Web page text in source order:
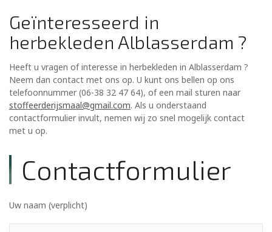
Geïnteresseerd in
herbekleden Alblasserdam ?
Heeft u vragen of interesse in herbekleden in Alblasserdam ?
Neem dan contact met ons op. U kunt ons bellen op ons
telefoonnummer (06-38 32 47 64), of een mail sturen naar
stoffeerderijsmaal@gmail.com. Als u onderstaand
contactformulier invult, nemen wij zo snel mogelijk contact
met u op.
Contactformulier
Uw naam (verplicht)